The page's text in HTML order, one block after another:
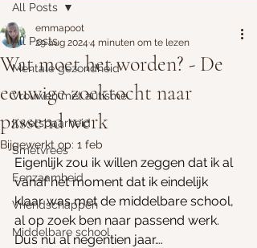
All Posts
Mentale gezondheid
Vrouwen met autisme
Kwetsbaarheid
Smetvrees
Eenzaamheid
Vriendschappen
Middelbare school
All Posts
Wat moet het worden? - De
eeuwige zoektocht naar
passend werk
emmapoot
29 aug 2024 4 minuten om te lezen
Bijgewerkt op: 1 feb
Eigenlijk zou ik willen zeggen dat ik al
vanaf het moment dat ik eindelijk
klaar was met de middelbare school,
al op zoek ben naar passend werk.
Dus nu al negentien jaar….